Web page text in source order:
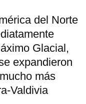
del Norte
Glacial,
expandieron
más
Valdivia